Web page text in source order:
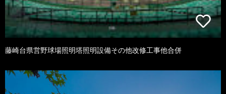
藤崎台県営野球場照明塔照明設備その他改修工事他合併